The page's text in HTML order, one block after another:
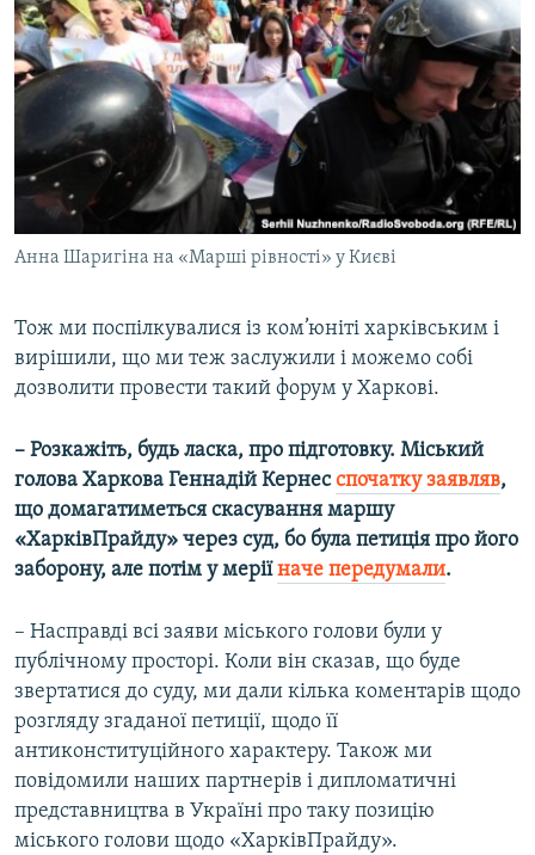
Анна Шаригіна на «Марші рівності» у Києві
Тож ми поспілкувалися із ком’юніті харківським і
вирішили, що ми теж заслужили і можемо собі
дозволити провести такий форум у Харкові.
– Розкажіть, будь ласка, про підготовку. Міський
голова Харкова Геннадій Кернесспочатку заявляв,
що домагатиметься скасування маршу
«ХарківПрайду» через суд, бо була петиція про його
заборону, але потім у меріїначе передумали.
– Насправді всі заяви міського голови були у
публічному просторі. Коли він сказав, що буде
звертатися до суду, ми дали кілька коментарів щодо
розгляду згаданої петиції, щодо її
антиконституційного характеру. Також ми
повідомили наших партнерів і дипломатичні
представництва в Україні про таку позицію
міського голови щодо «ХарківПрайду».